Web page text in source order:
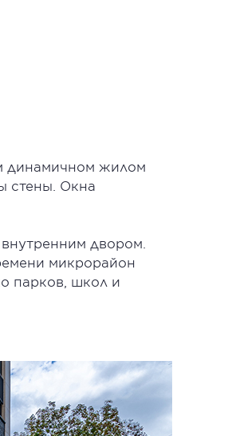
динамичном жилом
стены. Окна
двором.
микрорайон
парков, школ и